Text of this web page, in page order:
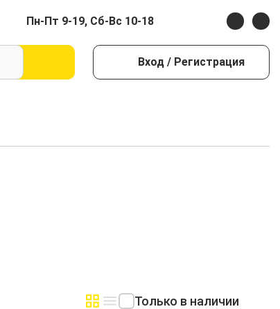
Пн-Пт 9-19, Сб-Вс 10-18
Вход / Регистрация
Только в наличии